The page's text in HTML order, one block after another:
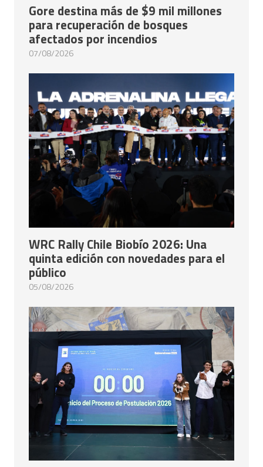
Gore destina más de $9 mil millones
para recuperación de bosques
afectados por incendios
07/08/2026
WRC Rally Chile Biobío 2026: Una
quinta edición con novedades para el
público
05/08/2026